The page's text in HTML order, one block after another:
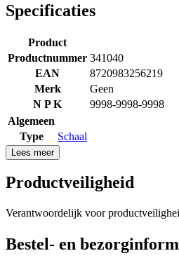
Specificaties
Product
Productnummer 341040
EAN
8720983256219
Merk
Geen
N P K
9998-9998-9998
Algemeen
Type
Schaal
Lees meer
Productveiligheid
Verantwoordelijk voor
Bestel- en